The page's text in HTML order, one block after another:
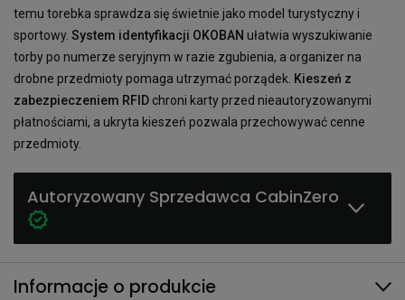
temu torebka sprawdza się świetnie jako model turystyczny i
sportowy. System identyfikacji OKOBAN ułatwia wyszukiwanie
torby po numerze seryjnym w razie zgubienia, a organizer na
drobne przedmioty pomaga utrzymać porządek. Kieszeń z
zabezpieczeniem RFID chroni karty przed nieautoryzowanymi
płatnościami, a ukryta kieszeń pozwala przechowywać cenne
przedmioty.
Autoryzowany Sprzedawca CabinZero
Informacje o produkcie